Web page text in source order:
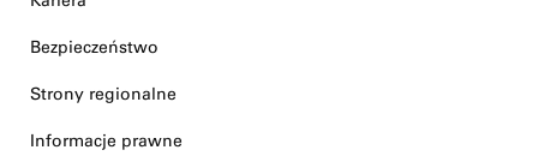
Bezpieczeństwo
Strony regionalne
Informacje prawne